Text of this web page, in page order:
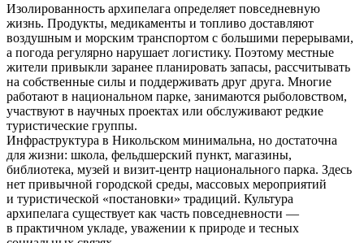
Изолированность архипелага определяет повседневную
жизнь. Продукты, медикаменты и топливо доставляют
воздушным и морским транспортом с большими перерывами,
а погода регулярно нарушает логистику. Поэтому местные
жители привыкли заранее планировать запасы, рассчитывать
на собственные силы и поддерживать друг друга. Многие
работают в национальном парке, занимаются рыболовством,
участвуют в научных проектах или обслуживают редкие
туристические группы.
Инфраструктура в Никольском минимальна, но достаточна
для жизни: школа, фельдшерский пункт, магазины,
библиотека, музей и визит-центр национального парка. Здесь
нет привычной городской среды, массовых мероприятий
и туристической «постановки» традиций. Культура
архипелага существует как часть повседневности —
в практичном укладе, уважении к природе и тесных